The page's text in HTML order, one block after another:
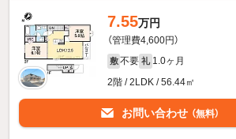
7.55万円
（管理費4,600円）
敷 不要 礼 1.0ヶ月
2階 / 2LDK / 56.44㎡
お問い合わせ （無料）